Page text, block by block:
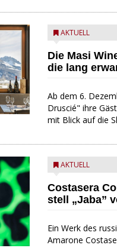
AKTUELL
Die Masi
die lang
Ab dem 6.
Druscié" ihre
mit Blick auf die
AKTUELL
Costasera
stell „Jaba”
Ein Werk des
Amarone